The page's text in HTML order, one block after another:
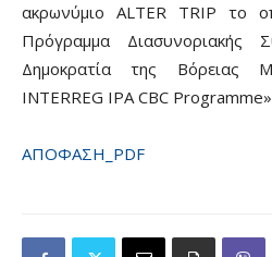
ακρωνύμιο ALTER TRIP το
Πρόγραμμα Διασυνοριακής
Δημοκρατία της Βόρειας
INTERREG IPA CBC
ΑΠΟΦΑΣΗ_PDF